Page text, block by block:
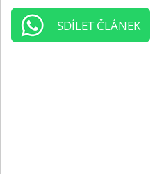
SDÍLET ČLÁNEK